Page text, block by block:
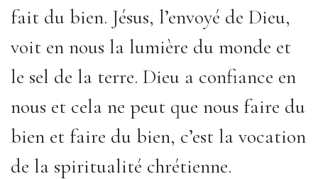
fait du bien. Jésus, l’envoyé de Dieu,
voit en nous la lumière du monde et
le sel de la terre. Dieu a confiance en
nous et cela ne peut que nous faire du
bien et faire du bien, c’est la vocation
de la spiritualité chrétienne.